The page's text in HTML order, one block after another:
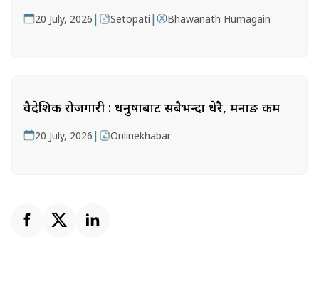
20 July, 2026 | Setopati | Bhawanath Humagain
वैदेशिक रोजगारी : धनुषाबाट सबैभन्दा धेरै, मनाङ कम
20 July, 2026 | Onlinekhabar